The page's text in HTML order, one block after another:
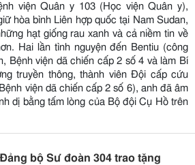
viện Quân y 103 (Học viện Quân y),
hòa bình Liên hợp quốc tại Nam Sudan,
hạt giống rau xanh và cả niềm tin về
Hai lần tình nguyện đến Bentiu (công
Bệnh viện dã chiến cấp 2 số 4 và làm Bí
truyền thông, thành viên Đội cấp cứu
viện dã chiến cấp 2 số 6), anh đã âm
dị bằng tấm lòng của Bộ đội Cụ Hồ trên
Đảng bộ Sư đoàn 304 trao tặng